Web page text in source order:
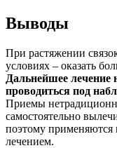
Выводы
При растяжении
условиях – оказать
Дальнейшее
проводиться под
Приемы
самостоятельно
поэтому применяются
лечением.